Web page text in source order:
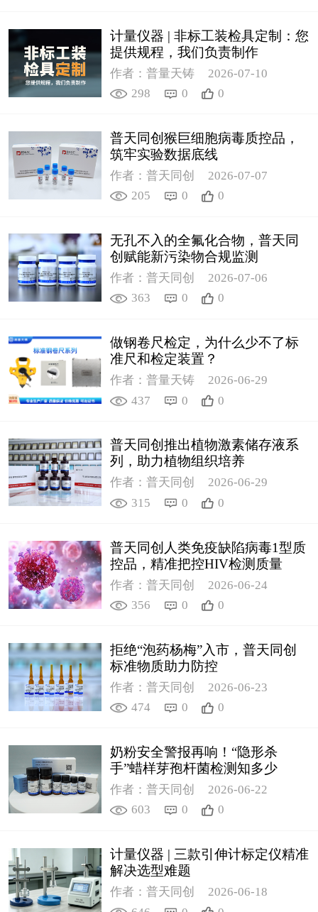
计量仪器 | 非标工装检具定制：您
提供规程，我们负责制作
作者：普量天铸
2026-07-10
298
0 0
普天同创猴巨细胞病毒质控品，
筑牢实验数据底线
作者：普天同创
2026-07-07
205
0 0
无孔不入的全氟化合物，普天同
创赋能新污染物合规监测
作者：普天同创
2026-07-06
363
0 0
做钢卷尺检定，为什么少不了标
准尺和检定装置？
作者：普量天铸
2026-06-29
437
0 0
普天同创推出植物激素储存液系
列，助力植物组织培养
作者：普天同创
2026-06-29
315
0 0
普天同创人类免疫缺陷病毒1型质
控品，精准把控HIV检测质量
作者：普天同创
2026-06-24
356
0 0
拒绝“泡药杨梅”入市，普天同创
标准物质助力防控
作者：普天同创
2026-06-23
474
0 0
奶粉安全警报再响！“隐形杀
手”蜡样芽孢杆菌检测知多少
作者：普天同创
2026-06-22
603
0 0
计量仪器 | 三款引伸计标定仪精准
解决选型难题
作者：普天同创
2026-06-18